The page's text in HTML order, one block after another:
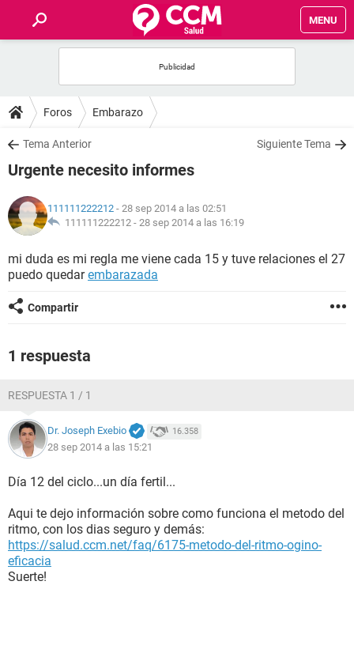
MENU
FOROS
SALUD
FAMILIA
NUTRICIÓN
BIENESTAR
SEXUALIDAD
Foros Embarazo
Tema Anterior Siguiente Tema
Urgente necesito informes
111111222212 - 28 sep 2014 a las 02:51
111111222212 - 28 sep 2014 a las 16:19
mi duda es mi regla me viene cada 15 y tuve relaciones el 27
puedo quedarembarazada
Compartir
1 respuesta
RESPUESTA 1 / 1
Dr. Joseph Exebio 16.358
28 sep 2014 a las 15:21
Día 12 del ciclo...un día fertil...
Aqui te dejo información sobre como funciona el metodo del
ritmo, con los dias seguro y demás:
https://salud.ccm.net/faq/6175-metodo-del-ritmo-ogino-
eficacia
Suerte!